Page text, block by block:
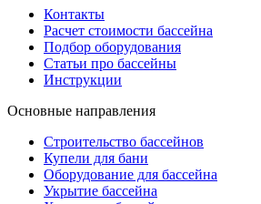
Контакты
Расчет стоимости бассейна
Подбор оборудования
Статьи про бассейны
Инструкции
Основные направления
Строительство бассейнов
Купели для бани
Оборудование для бассейна
Укрытие бассейна